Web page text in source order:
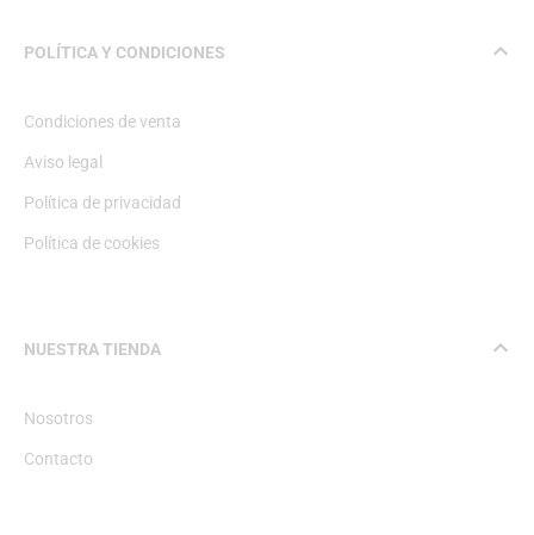
POLÍTICA Y CONDICIONES
Condiciones de venta
Aviso legal
Política de privacidad
Política de cookies
NUESTRA TIENDA
Nosotros
Contacto